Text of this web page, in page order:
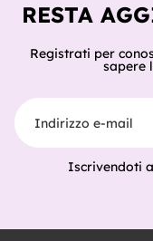
RESTA
Registrati per
sapere
Indirizzo e-mail
Iscrivendoti